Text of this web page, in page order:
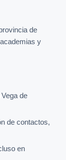
de
y
de
de contactos,
en